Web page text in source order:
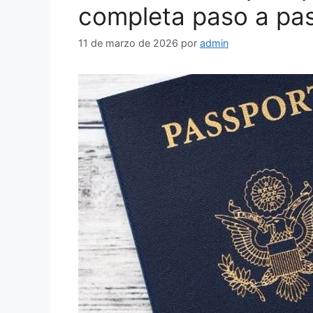
completa paso a
11 de marzo de 2026 por admin